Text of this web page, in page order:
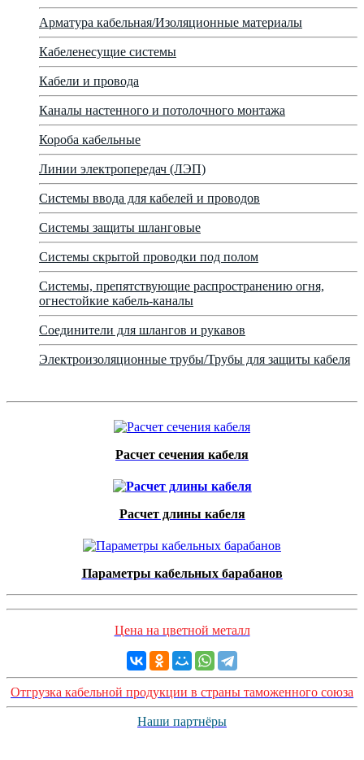
Арматура кабельная/Изоляционные материалы
Кабеленесущие системы
Кабели и провода
Каналы настенного и потолочного монтажа
Короба кабельные
Линии электропередач (ЛЭП)
Системы ввода для кабелей и проводов
Системы защиты шланговые
Системы скрытой проводки под полом
Системы, препятствующие распространению огня,
огнестойкие кабель-каналы
Соединители для шлангов и рукавов
Электроизоляционные трубы/Трубы для защиты кабеля
Расчет сечения кабеля
Расчет длины кабеля
Параметры кабельных барабанов
Цена на цветной металл
Отгрузка кабельной продукции в страны таможенного союза
Наши партнёры